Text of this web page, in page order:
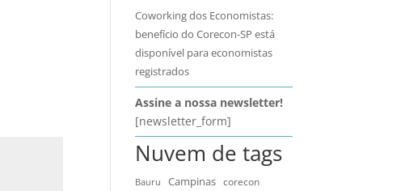
Coworking dos Economistas:
benefício do Corecon-SP está
disponível para economistas
registrados
Assine a nossa newsletter!
[newsletter_form]
Nuvem de tags
Bauru Campinas
corecon